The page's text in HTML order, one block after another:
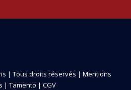
| Tous droits réservés | Mentions
| Tamento | CGV